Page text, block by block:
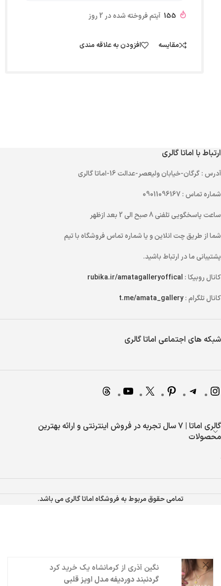
155 آیتم فروخته شده در 2 روز
مقایسه افزودن به علاقه مندی
ارتباط با اماتا گالری
آدرس: گرگان-خیابان ولیعصر-عدالت 16-اماتا گالری
شماره تماس: 09011096167
ساعت پاسخگویی تلفنی
شما از طریقچت انلاینو یاشماره تماسفروشگاه با تیم
پشتیبانی ما در ارتباط باشید.
کانال روبیکا : rubika.ir/amatagalleryoffical
کانال تلگرام :t.me/amata_gallery
شبکه های اجتماعی اماتا گالری
گالری اماتا | 7 سال تجربه در فروش اینترنتی و ارائه بهترین
محصولات
تمامی حقوق مربوط به فروشگاه اماتا گالری می باشد.
نگین آذریازکرمانشاهیک خرید کرد